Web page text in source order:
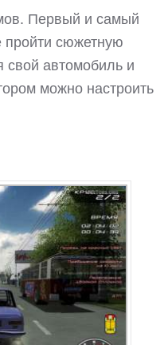
Первый и самый
пройти сюжетную
свой автомобиль и
можно настроить